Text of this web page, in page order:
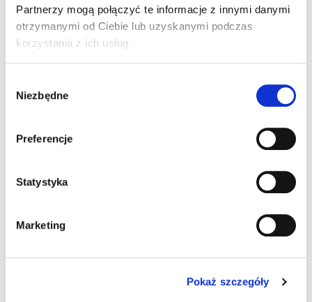
Partnerzy mogą połączyć te informacje z innymi danymi
otrzymanymi od Ciebie lub uzyskanymi podczas
korzystania z ich usług.
zgody
Niezbędne
Preferencje
Statystyka
Marketing
Pokaż szczegóły
Pingback: muha med
Pingback:Home Construction Service in Las Vegas